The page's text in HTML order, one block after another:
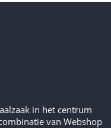
in het centrum
van Webshop